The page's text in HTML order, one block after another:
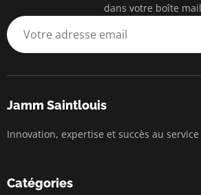
dans votre boîte
Jamm Saintlouis
Innovation, expertise et succès au
Catégories